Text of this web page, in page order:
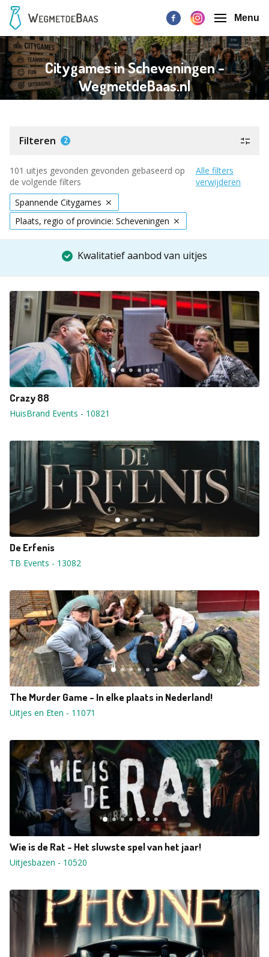
Menu
Citygames in Scheveningen -
WegmetdeBaas.nl
Filteren 2
101 uitjes gevonden gevonden gebaseerd op
de volgende filters
Alle filters
verwijderen
Spannende Citygames
Plaats, regio of provincie: Scheveningen
Kwalitatief aanbod van uitjes
Crazy 88
HuisBrand Events - 10821
De Erfenis
TB Events - 13082
The Murder Game - In elke plaats in Nederland!
Uitjes en Eten - 11071
Wie is de Rat - Het sluwste spel van het jaar!
Uitjesbazen - 10520